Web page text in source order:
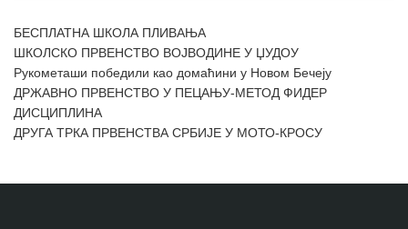
БЕСПЛАТНА ШКОЛА ПЛИВАЊА
ШКОЛСКО ПРВЕНСТВО ВОЈВОДИНЕ У ЏУДОУ
Рукометаши победили као домаћини у Новом Бечеју
ДРЖАВНО ПРВЕНСТВО У ПЕЦАЊУ-МЕТОД ФИДЕР
ДИСЦИПЛИНА
ДРУГА ТРКА ПРВЕНСТВА СРБИЈЕ У МОТО-КРОСУ